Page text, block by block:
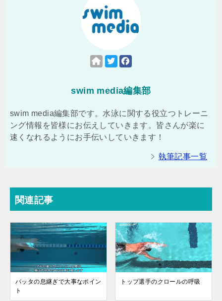
swim media編集部
swim media編集部です。水泳に関する役立つトレーニ
ング情報を皆様にお伝えしていきます。皆さんが楽に
速くなれるようにお手伝いしていきます！
執筆記事一覧
関連記事
バッタの息継ぎで大事なポイン
ト
トップ選手のクロールの呼吸